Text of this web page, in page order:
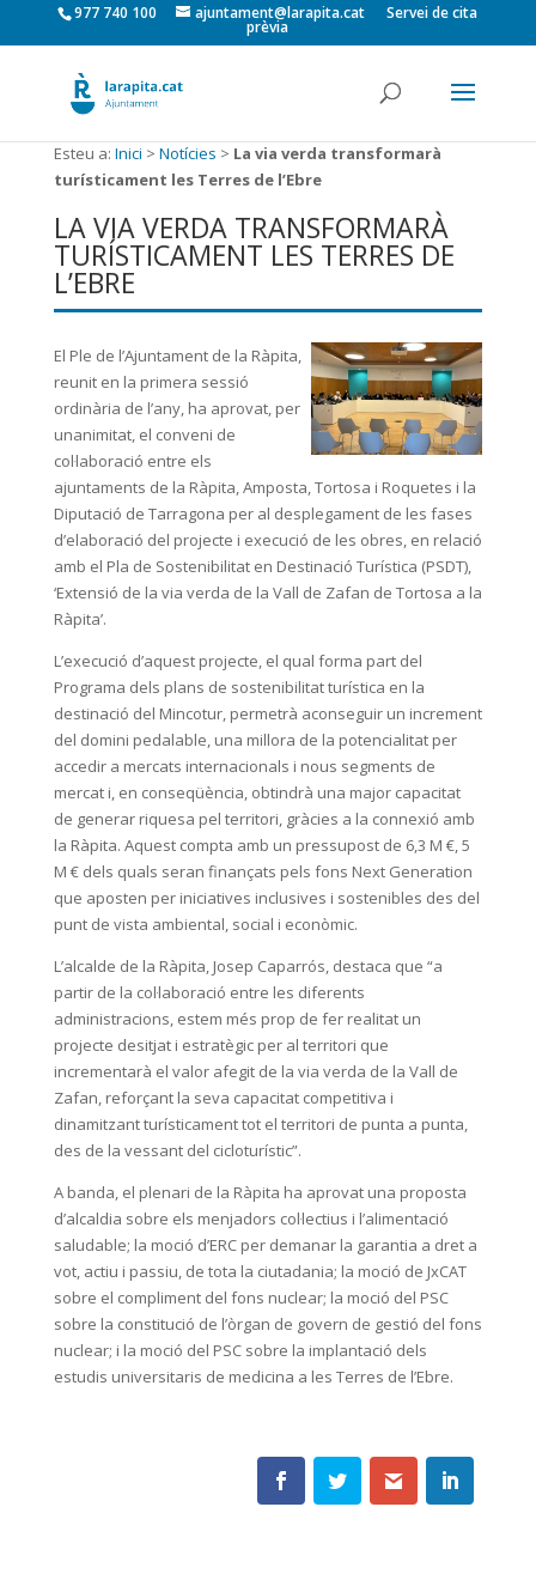
977 740 100 ajuntament@larapita.cat Servei de cita
prèvia
Esteu a: Inici > Notícies > La via verda transformarà
turísticament les Terres de l’Ebre
LA VIA VERDA TRANSFORMARÀ
TURÍSTICAMENT LES TERRES DE
L’EBRE
El Ple de l’Ajuntament de la Ràpita,
reunit en la primera sessió
ordinària de l’any, ha aprovat, per
unanimitat, el conveni de
col·laboració entre els
ajuntaments de la Ràpita, Amposta, Tortosa i Roquetes i la
Diputació de Tarragona per al desplegament de les fases
d’elaboració del projecte i execució de les obres, en relació
amb el Pla de Sostenibilitat en Destinació Turística (PSDT),
‘Extensió de la via verda de la Vall de Zafan de Tortosa a la
Ràpita’.
L’execució d’aquest projecte, el qual forma part del
Programa dels plans de sostenibilitat turística en la
destinació del Mincotur, permetrà aconseguir un increment
del domini pedalable, una millora de la potencialitat per
accedir a mercats internacionals i nous segments de
mercat i, en conseqüència, obtindrà una major capacitat
de generar riquesa pel territori, gràcies a la connexió amb
la Ràpita. Aquest compta amb un pressupost de 6,3 M €, 5
M € dels quals seran finançats pels fons Next Generation
que aposten per iniciatives inclusives i sostenibles des del
punt de vista ambiental, social i econòmic.
L’alcalde de la Ràpita, Josep Caparrós, destaca que “a
partir de la col·laboració entre les diferents
administracions, estem més prop de fer realitat un
projecte desitjat i estratègic per al territori que
incrementarà el valor afegit de la via verda de la Vall de
Zafan, reforçant la seva capacitat competitiva i
dinamitzant turísticament tot el territori de punta a punta,
des de la vessant del cicloturístic”.
A banda, el plenari de la Ràpita ha aprovat una proposta
d’alcaldia sobre els menjadors col·lectius i l’alimentació
saludable; la moció d’ERC per demanar la garantia a dret a
vot, actiu i passiu, de tota la ciutadania; la moció de JxCAT
sobre el compliment del fons nuclear; la moció del PSC
sobre la constitució de l’òrgan de govern de gestió del fons
nuclear; i la moció del PSC sobre la implantació dels
estudis universitaris de medicina a les Terres de l’Ebre.